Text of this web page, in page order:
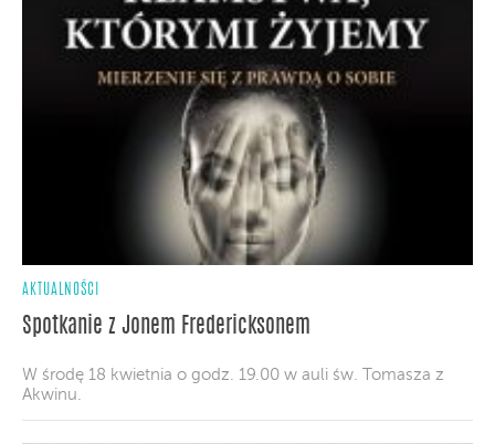
AKTUALNOŚCI
Spotkanie z Jonem Fredericksonem
W środę 18 kwietnia o godz. 19.00 w auli św. Tomasza z
Akwinu.